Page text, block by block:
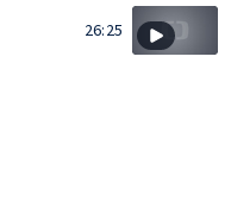
26:25